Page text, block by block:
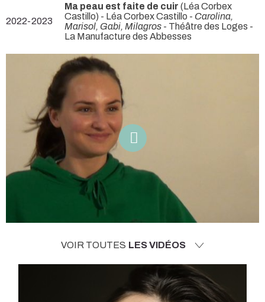
VOIR TOUTES LES VIDÉOS
2022-2023
Ma peau est faite de cuir (Léa Corbex
Castillo) - Léa Corbex Castillo - Carolina,
Marisol, Gabi, Milagros - Théâtre des Loges -
La Manufacture des Abbesses